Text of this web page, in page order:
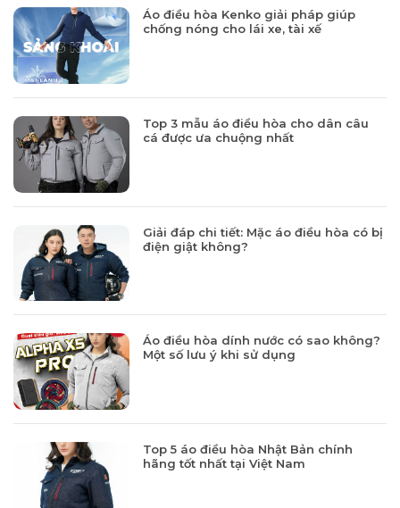
Áo điều hòa Kenko giải pháp giúp
chống nóng cho lái xe, tài xế
Top 3 mẫu áo điều hòa cho dân câu
cá được ưa chuộng nhất
Giải đáp chi tiết: Mặc áo điều hòa có bị
điện giật không?
Áo điều hòa dính nước có sao không?
Một số lưu ý khi sử dụng
Top 5 áo điều hòa Nhật Bản chính
hãng tốt nhất tại Việt Nam